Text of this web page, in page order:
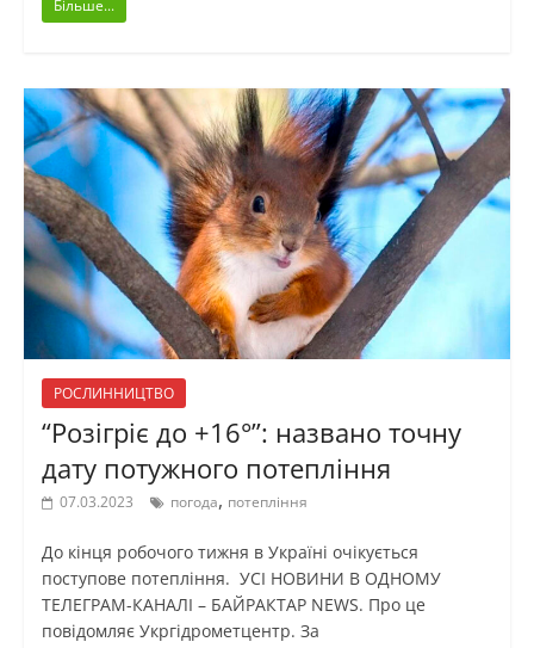
Більше...
РОСЛИННИЦТВО
“Розігріє до +16°”: названо точну
дату потужного потепління
07.03.2023 погода, потепління
До кінця робочого тижня в Україні очікується
поступове потепління. УСІ НОВИНИ В ОДНОМУ
ТЕЛЕГРАМ-КАНАЛІ – БАЙРАКТАР NEWS. Про це
повідомляє Укргідрометцентр. За